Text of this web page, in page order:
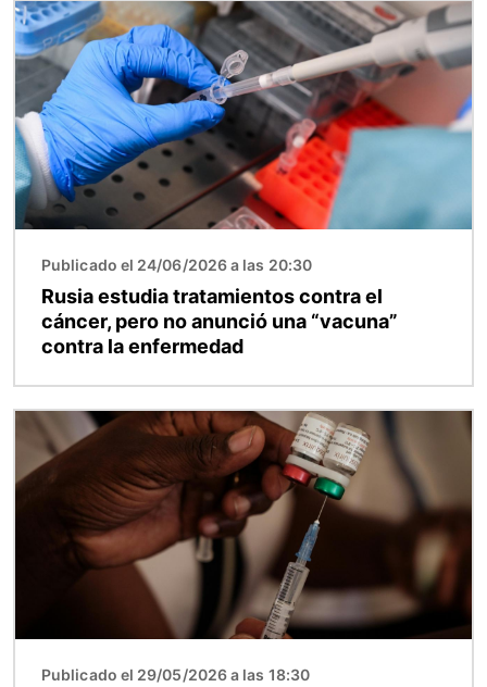
Imagen
Publicado el 24/06/2026 a las 20:30
Rusia estudia tratamientos contra el
cáncer, pero no anunció una “vacuna”
contra la enfermedad
Imagen
Publicado el 29/05/2026 a las 18:30